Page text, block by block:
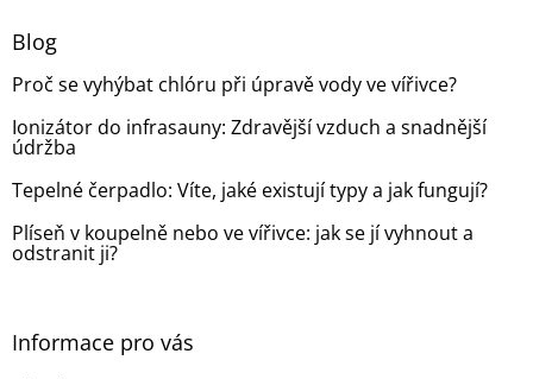
Blog
Proč se vyhýbat chlóru při úpravě vody ve vířivce?
Ionizátor do infrasauny: Zdravější vzduch a snadnější
údržba
Tepelné čerpadlo: Víte, jaké existují typy a jak fungují?
Plíseň v koupelně nebo ve vířivce: jak se jí vyhnout a
odstranit ji?
Informace pro vás